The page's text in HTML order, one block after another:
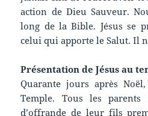
action de Dieu Sauveur.
long de la Bible. Jésus se
celui qui apporte le Salut. Il
Présentation de Jésus au
Quarante jours après
Temple. Tous les
d’offrande de leur fils